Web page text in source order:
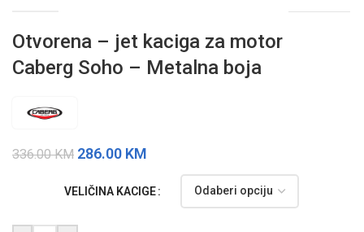
Otvorena – jet kaciga za motor
Caberg Soho – Metalna boja
336.00KM 286.00 KM
VELIČINA KACIGE